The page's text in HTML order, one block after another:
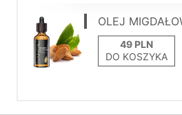
OLEJ
DO KOSZYKA